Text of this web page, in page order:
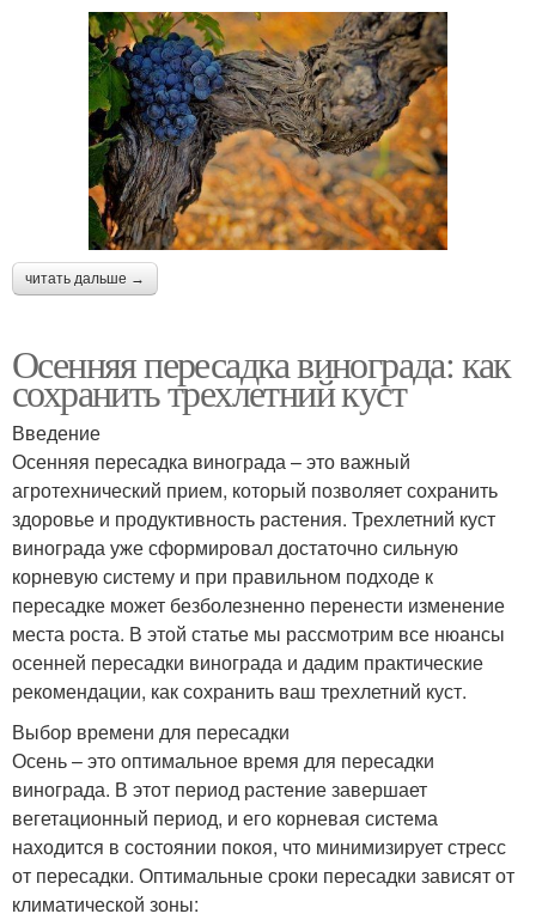
читать дальше →
Осенняя пересадка винограда: как
сохранить трехлетний куст
Введение
Осенняя пересадка винограда – это важный
агротехнический прием, который позволяет сохранить
здоровье и продуктивность растения. Трехлетний куст
винограда уже сформировал достаточно сильную
корневую систему и при правильном подходе к
пересадке может безболезненно перенести изменение
места роста. В этой статье мы рассмотрим все нюансы
осенней пересадки винограда и дадим практические
рекомендации, как сохранить ваш трехлетний куст.
Выбор времени для пересадки
Осень – это оптимальное время для пересадки
винограда. В этот период растение завершает
вегетационный период, и его корневая система
находится в состоянии покоя, что минимизирует стресс
от пересадки. Оптимальные сроки пересадки зависят от
климатической зоны: